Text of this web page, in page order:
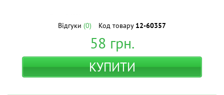
Відгуки (0) Код товару 12-60357
58 грн.
КУПИТИ